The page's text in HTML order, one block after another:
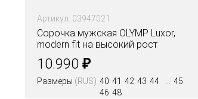
Артикул: 03947021
Сорочка мужская OLYMP Luxor,
modern fit на высокий рост
10.990 ₽
Размеры (RUS) 40 41 42 43 44
45
46 48